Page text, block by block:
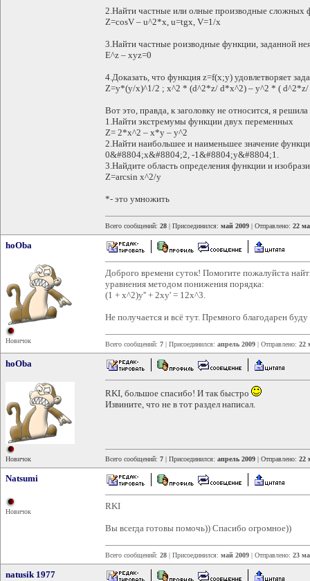
2.Найти частные или олные производные сложных
Z=cosV – u^2*x, u=tgx, V=1/x
3.Найти частные роизводные функции, заданной
E^z – xyz=0
4.Доказать, что функция z=f(x;y) удовлетворяет
Z=y*(y/x)^1/2 ; x^2 * (d^2*z/ d*x^2) – y^2 * (
Вот это, правда, к заголовку не относится, я
1.Найти экстремумы функции двух переменных
Z= 2*x^2 – x*y – y^2
2.Найти наибольшее и наименьшее значение
0&#8804;x&#8804;2, -1&#8804;y&#8804;1.
3.Найдите область определения функции и
Z=arcsin x^2/y
*- это умножить
Всего сообщений: 28 | Присоединился: май 2009 | Отправлено: 22
hoOba
Новичок
Доброго времени суток! Помогите пожалуйста
уравнения методом понижения порядка:
(1 + x^2)y'' + 2xy' = 12x^3.
Не получается и всё тут. Премного благодарен
Всего сообщений: 7 | Присоединился: апрель 2009 | Отправлено: 22
hoOba
Новичок
RKI, большое спасибо! И так быстро
Извините, что не в тот раздел написал.
Всего сообщений: 7 | Присоединился: апрель 2009 | Отправлено: 22
Natsumi
Новичок
RKI
Вы всегда готовы помочь)) Спасибо огромное))
Всего сообщений: 28 | Присоединился: май 2009 | Отправлено: 23
natusik 1977